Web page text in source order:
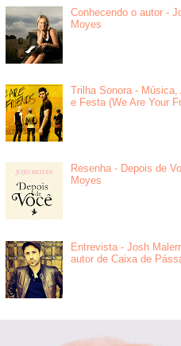
Conhecendo o autor -
Moyes
Trilha Sonora - Música,
e Festa (We Are Your
Resenha - Depois de
Moyes
Entrevista - Josh
autor de Caixa de